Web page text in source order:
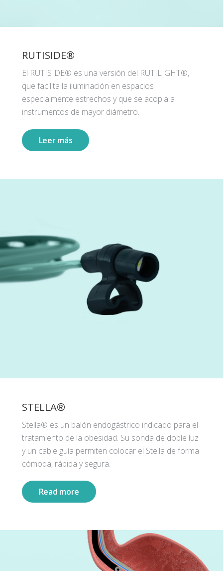
RUTISIDE®
El RUTISIDE® es una versión del RUTILIGHT®,
que facilita la iluminación en espacios
especialmente estrechos y que se acopla a
instrumentos de mayor diámetro.
Leer más
STELLA®
Stella® es un balón endogástrico indicado para el
tratamiento de la obesidad. Su sonda de doble luz
y un cable guía permiten colocar el Stella de forma
cómoda, rápida y segura.
Read more